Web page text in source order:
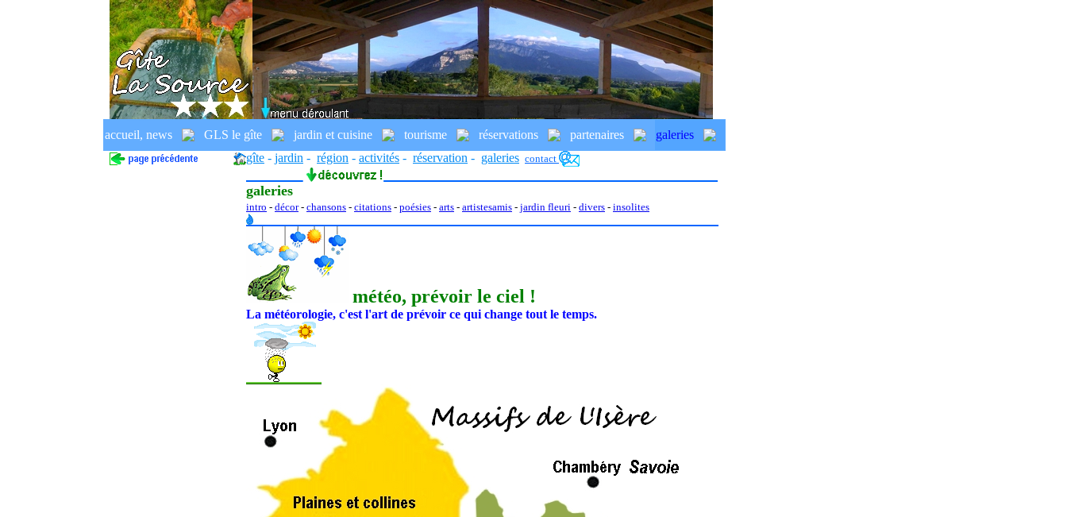
accueil, news GLS le gîte jardin et cuisine tourisme réservations partenaires galeries
.
gîte - jardin - région - activités - réservation - galeries contact
galeries
intro - décor- chansons - citations - poésies - arts - artistesamis - jardin fleuri - divers - insolites
météo, prévoir le ciel !
La météorologie, c'est l'art de prévoir ce qui change tout le temps.